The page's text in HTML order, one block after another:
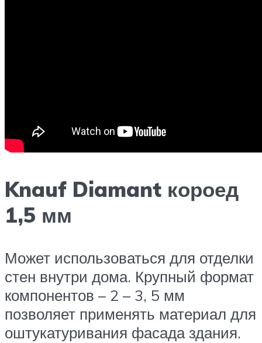
Knauf Diamant короед
1,5 мм
Может использоваться для отделки
стен внутри дома. Крупный формат
компонентов – 2 – 3, 5 мм
позволяет применять материал для
оштукатуривания фасада здания.